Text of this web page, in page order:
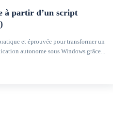
à partir d’un script
et éprouvée pour transformer un
autonome sous Windows grâce...